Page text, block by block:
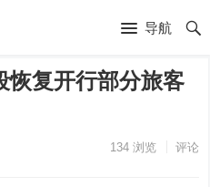
导航
恢复开行部分旅客
134浏览 评论